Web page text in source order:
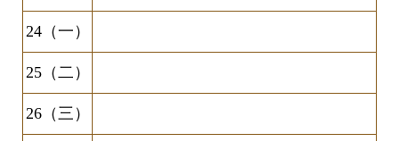
24（一）
25（二）
26（三）